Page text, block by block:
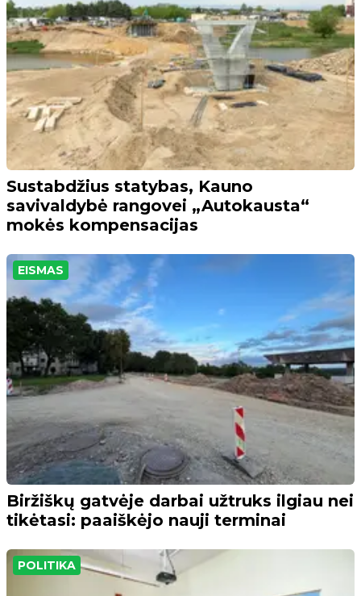
Sustabdžius statybas, Kauno
savivaldybė rangovei „Autokausta“
mokės kompensacijas
EISMAS
Biržiškų gatvėje darbai užtruks ilgiau nei
tikėtasi: paaiškėjo nauji terminai
POLITIKA